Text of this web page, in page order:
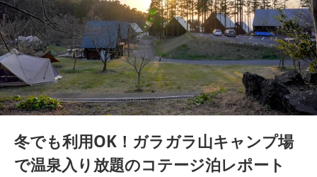
冬でも利用OK！ガラガラ山キャンプ場
で温泉入り放題のコテージ泊レポート